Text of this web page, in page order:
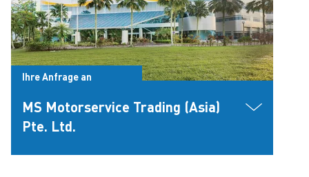
Ihre Anfrage an
MS Motorservice Trading (Asia)
Pte. Ltd.